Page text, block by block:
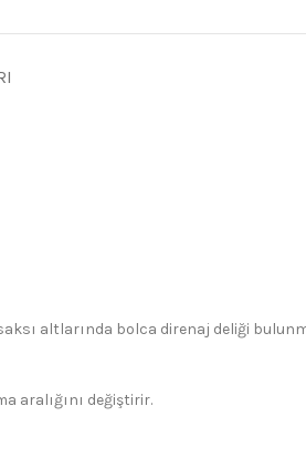
altlarında bolca direnaj deliği
aralığını değiştirir.